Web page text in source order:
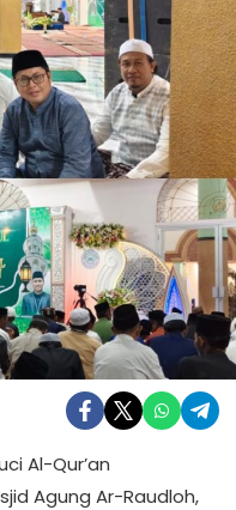
Al-Qur’an
Agung Ar-Raudloh,